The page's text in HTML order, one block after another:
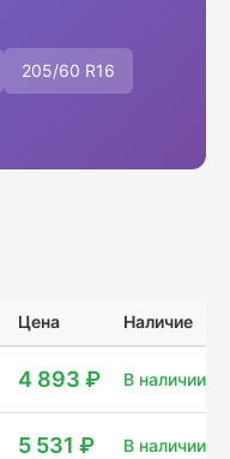
205/60 R16
Цена Наличие
4 893 ₽ В наличии:
5 531 ₽ В наличии: